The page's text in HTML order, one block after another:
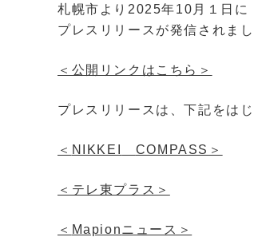
札幌市より 2025年10 月１日に
プレスリリースが発信されまし
＜公開リンクはこちら＞
プレスリリースは、下記をは
＜ NIKKEI COMPASS ＞
＜テレ東プラス＞
＜ Mapionニュース＞